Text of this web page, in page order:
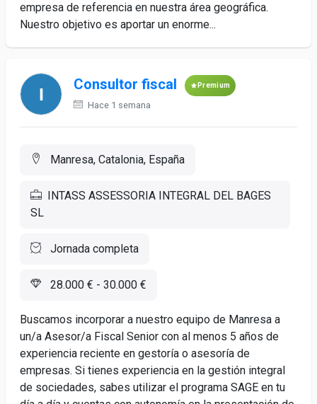
empresa de referencia en nuestra área geográfica.
Nuestro objetivo es aportar un enorme...
Consultor fiscal Premium
Hace 1 semana
Manresa, Catalonia, España
INTASS ASSESSORIA INTEGRAL DEL BAGES
SL
Jornada completa
28.000 € - 30.000 €
Buscamos incorporar a nuestro equipo de Manresa a
un/a Asesor/a Fiscal Senior con al menos 5 años de
experiencia reciente en gestoría o asesoría de
empresas. Si tienes experiencia en la gestión integral
de sociedades, sabes utilizar el programa SAGE en tu